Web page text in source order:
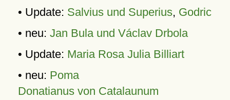
• Update: Salvius und Superius, Godric
• neu: Jan Bula und Václav Drbola
• Update: Maria Rosa Julia Billiart
• neu: Poma
Donatianus von Catalaunum